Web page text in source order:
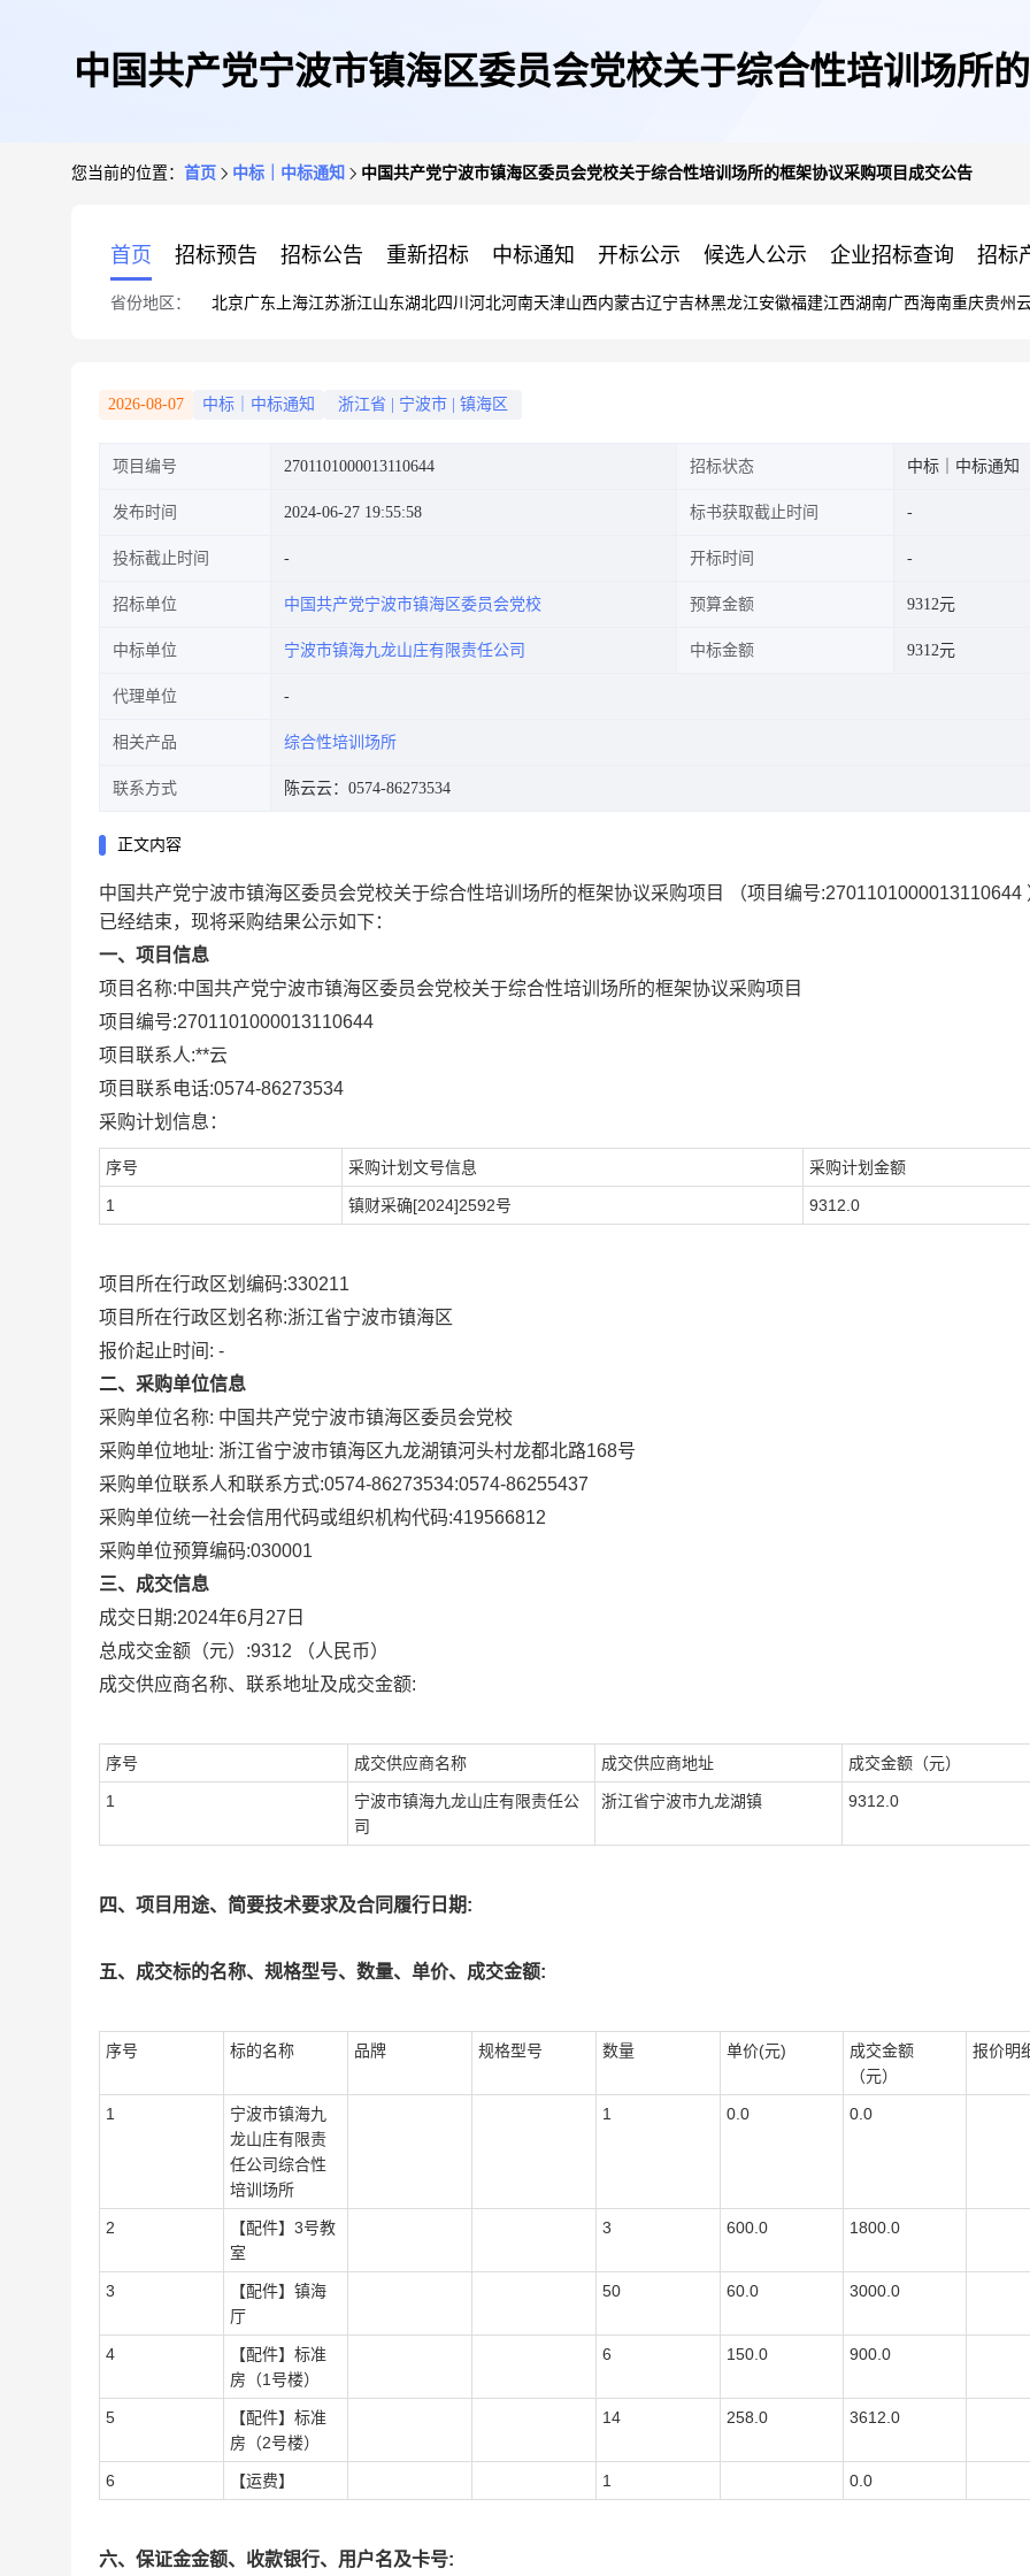
中国共产党宁波市镇海区委员会党校关于综合性培训场所
您当前的位置： 首页 中标｜中标通知 中国共产党宁波市镇海区委员会党校关于综合性培训场所的框架协议采购项目成交公告
首页 招标预告 招标公告 重新招标 中标通知 开标公示 候选人公示 企业招标查询 招标
省份地区： 北京广东 上海江苏浙江山东湖北四川 河北河南天津山西内蒙古辽宁吉林黑龙江安徽福建江西湖南广西海南重庆贵州
2026-08-07 中标｜中标通知 浙江省 宁波市 镇海区
项目编号 2701101000013110644 招标状态 中标｜中标通知
发布时间 2024-06-27 19:55:58 标书获取截止时间
投标截止时间 开标时间
招标单位 中国共产党宁波市镇海区委员会党校 预算金额 9312元
中标单位 宁波市镇海九龙山庄有限责任公司 中标金额 9312元
代理单位
相关产品 综合性培训场所
联系方式 陈云云：0574-86273534
正文内容
中国共产党宁波市镇海区委员会党校关于综合性培训场所的框架协议采购项目 （项目编号:2701101000013110644
已经结束，现将采购结果公示如下：
一、项目信息
项目名称:中国共产党宁波市镇海区委员会党校关于综合性培训场所的框架协议采购项目
项目编号:2701101000013110644
项目联系人:**云
项目联系电话:0574-86273534
采购计划信息：
序号 采购计划文号信息 采购计划金额
1 镇财采确[2024]2592号 9312.0
项目所在行政区划编码:330211
项目所在行政区划名称:浙江省宁波市镇海区
报价起止时间: -
二、采购单位信息
采购单位名称: 中国共产党宁波市镇海区委员会党校
采购单位地址: 浙江省宁波市镇海区九龙湖镇河头村龙都北路168号
采购单位联系人和联系方式:0574-86273534:0574-86255437
采购单位统一社会信用代码或组织机构代码:419566812
采购单位预算编码:030001
三、成交信息
成交日期:2024年6月27日
总成交金额（元）:9312 （人民币）
成交供应商名称、联系地址及成交金额:
序号 成交供应商名称 成交供应商地址 成交金额（元）
1
宁波市镇海九龙山庄有限责任公
司
浙江省宁波市九龙湖镇 9312.0
四、项目用途、简要技术要求及合同履行日期:
五、成交标的名称、规格型号、数量、单价、成交金额:
序号 标的名称 品牌 规格型号 数量 单价(元)
成交金额
（元）
报价明
1
宁波市镇海九
龙山庄有限责
任公司综合性
培训场所
1 0.0 0.0
2
【配件】3号教
室
3 600.0 1800.0
3
【配件】镇海
厅
50 60.0 3000.0
4
【配件】标准
房（1号楼）
6 150.0 900.0
5
【配件】标准
房（2号楼）
14 258.0 3612.0
6 【运费】 1 0.0
六、保证金金额、收款银行、用户名及卡号: